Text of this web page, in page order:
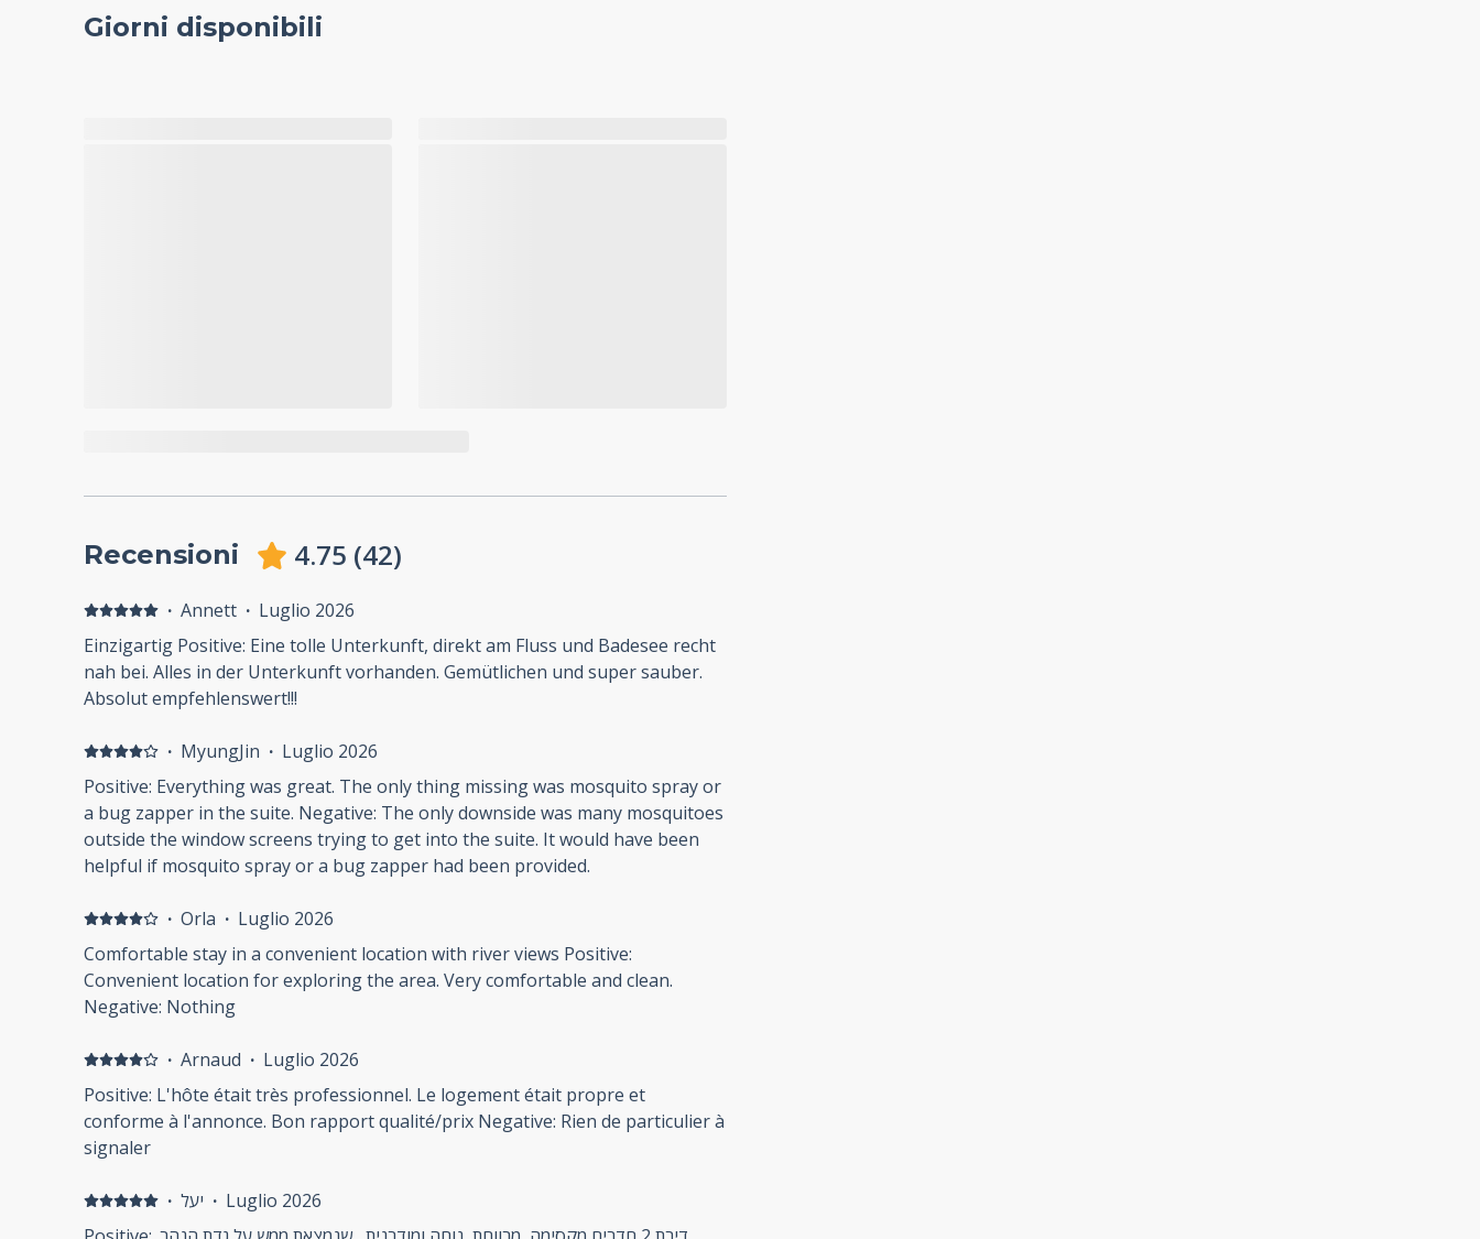
Giorni disponibili
Recensioni 4.75 (42)
· Annett · Luglio 2026
Einzigartig Positive: Eine tolle Unterkunft, direkt am Fluss und Badesee recht
nah bei. Alles in der Unterkunft vorhanden. Gemütlichen und super sauber.
Absolut empfehlenswert!!!
· MyungJin · Luglio 2026
Positive: Everything was great. The only thing missing was mosquito spray or
a bug zapper in the suite. Negative: The only downside was many mosquitoes
outside the window screens trying to get into the suite. It would have been
helpful if mosquito spray or a bug zapper had been provided.
· Orla · Luglio 2026
Comfortable stay in a convenient location with river views Positive:
Convenient location for exploring the area. Very comfortable and clean.
Negative: Nothing
· Arnaud · Luglio 2026
Positive: L'hôte était très professionnel. Le logement était propre et
conforme à l'annonce. Bon rapport qualité/prix Negative: Rien de particulier à
signaler
· יעל · Luglio 2026